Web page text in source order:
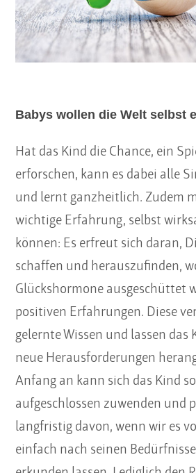
Babys wollen die Welt selbst
Hat das Kind die Chance, ein
erforschen, kann es dabei alle
und lernt ganzheitlich. Zudem
wichtige Erfahrung, selbst
können: Es erfreut sich daran,
schaffen und herauszufinden,
Glückshormone ausgeschüttet
positiven Erfahrungen. Diese
gelernte Wissen und lassen das
neue Herausforderungen
Anfang an kann sich das Kind
aufgeschlossen zuwenden und
langfristig davon, wenn wir es
einfach nach seinen